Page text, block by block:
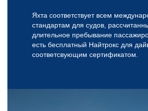
Яхта соответствует всем
стандартам для судов,
длительное пребывание
есть бесплатный Найтрокс для
соответсвующим сертификатом.